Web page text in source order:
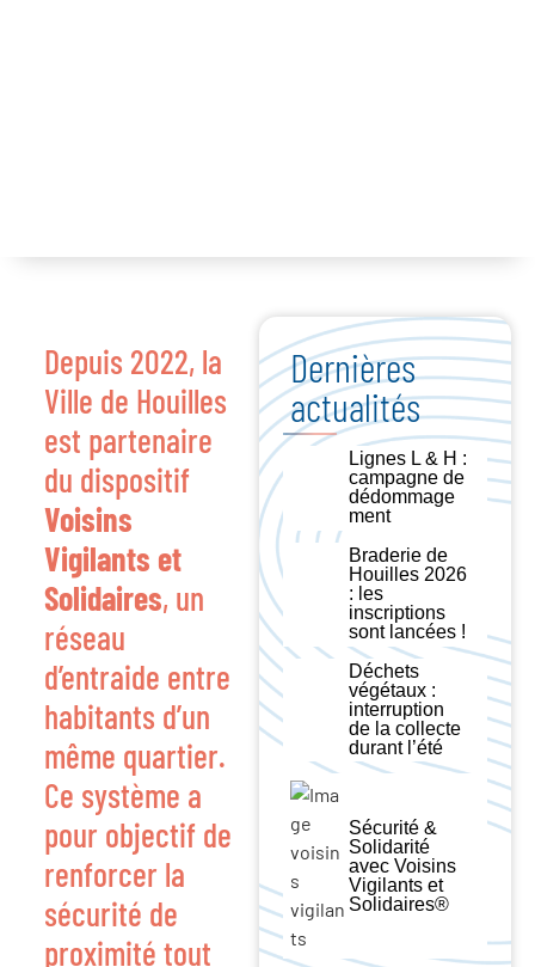
Depuis 2022, la
Ville de Houilles
est partenaire
du dispositif
Voisins
Vigilants et
Solidaires, un
réseau
d’entraide entre
habitants d’un
même quartier.
Ce système a
pour objectif de
renforcer la
sécurité de
proximité tout
Dernières
actualités
Lignes L & H :
campagne de
dédommage
ment
Braderie de
Houilles 2026
: les
inscriptions
sont lancées !
Déchets
végétaux :
interruption
de la collecte
durant l’été
Sécurité &
Solidarité
avec Voisins
Vigilants et
Solidaires®